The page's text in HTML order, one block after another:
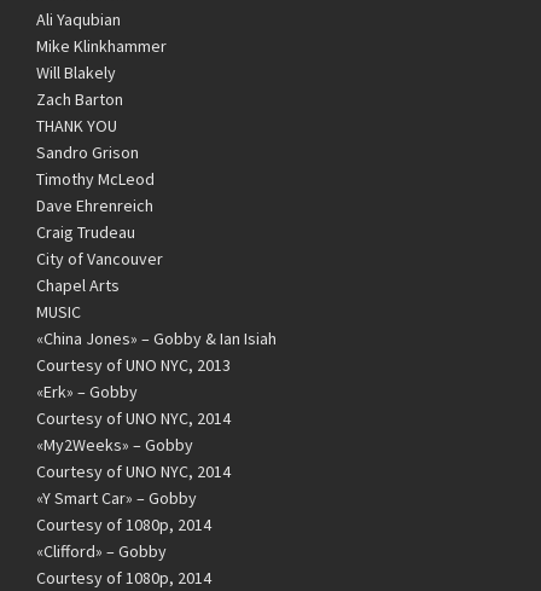
Ali Yaqubian
Mike Klinkhammer
Will Blakely
Zach Barton
THANK YOU
Sandro Grison
Timothy McLeod
Dave Ehrenreich
Craig Trudeau
City of Vancouver
Chapel Arts
MUSIC
«China Jones» – Gobby & Ian Isiah
Courtesy of UNO NYC, 2013
«Erk» – Gobby
Courtesy of UNO NYC, 2014
«My2Weeks» – Gobby
Courtesy of UNO NYC, 2014
«Y Smart Car» – Gobby
Courtesy of 1080p, 2014
«Clifford» – Gobby
Courtesy of 1080p, 2014